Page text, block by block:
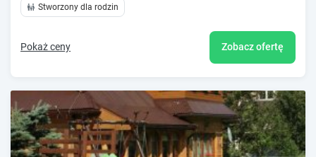
Stworzony dla rodzin
Pokaż ceny Zobacz ofertę